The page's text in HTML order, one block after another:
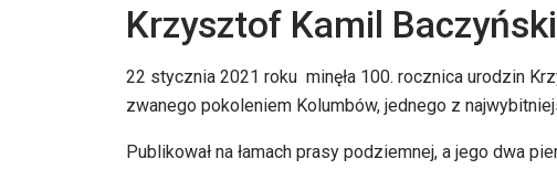
Krzysztof Kamil
22 stycznia 2021 roku minęła 100. rocznica urodzin
zwanego pokoleniem Kolumbów, jednego z
Publikował na łamach prasy podziemnej, a jego dwa